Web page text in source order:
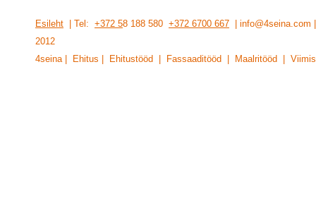
Esileht | Tel: +372 58 188 580 +372 6700 667 |
201 2
4seina | Ehitus | Ehitustööd | Fassaaditööd | Maalritööd |